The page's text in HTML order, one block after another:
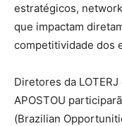
estratégicos,
que impactam
competitividade dos
Diretores da LOTERJ
APOSTOU
(Brazilian